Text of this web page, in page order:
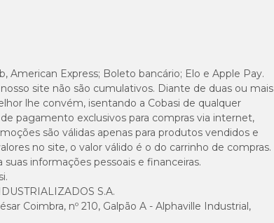
American Express; Boleto bancário; Elo e Apple Pay.
site não são cumulativos. Diante de duas ou mais
lhe convém, isentando a Cobasi de qualquer
pagamento exclusivos para compras via internet,
são válidas apenas para produtos vendidos e
no site, o valor válido é o do carrinho de compras.
suas informações pessoais e financeiras.
S.A.
Coimbra, nº 210, Galpão A - Alphaville Industrial,